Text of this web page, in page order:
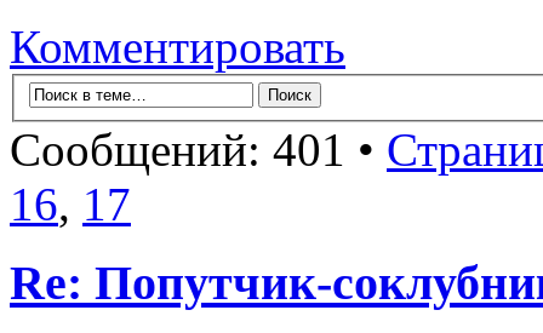
Комментировать
Сообщений: 401 •
16, 17
Re: Попутчик-